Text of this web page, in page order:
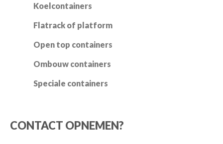
Koelcontainers
Flatrack of platform
Open top containers
Ombouw containers
Speciale containers
CONTACT OPNEMEN?